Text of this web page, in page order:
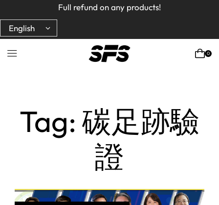
Full refund on any products!
USA free shipping on orders $150+ Code : ROYCBABA
Full refund on any products!
USA free shipping on orders $150+ Code : ROYCBABA
0
Tag: 碳足跡驗
證